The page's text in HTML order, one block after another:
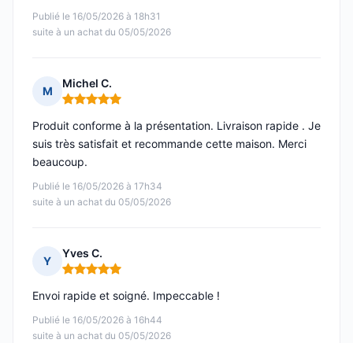
Publié le 16/05/2026 à 18h31
suite à un achat du 05/05/2026
M
Michel C.
Note : 5 sur 5
Publié le 16/05/2026 à 17h34
suite à un achat du 05/05/2026
Produit conforme à la présentation. Livraison rapide . Je
suis très satisfait et recommande cette maison. Merci
beaucoup.
Y
Yves C.
Note : 5 sur 5
Publié le 16/05/2026 à 16h44
suite à un achat du 05/05/2026
Envoi rapide et soigné. Impeccable !